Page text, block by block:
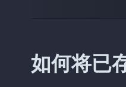
如何将已